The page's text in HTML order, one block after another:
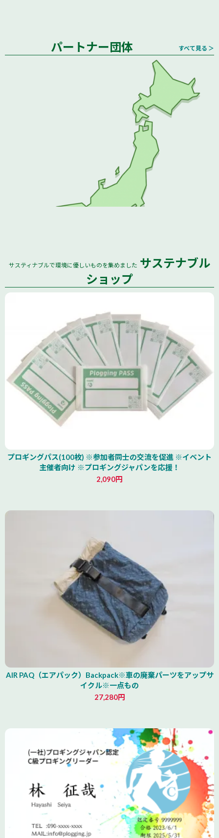
すべて見る ＞
パートナー団体
サスティナブルで環境に優しいものを集めました サステナブル
ショップ
プロギングパス(100枚) ※参加者同士の交流を促進 ※イベント
主催者向け ※プロギングジャパンを応援！
2,090円
AIR PAQ（エアパック）Backpack※車の廃棄パーツをアップサ
イクル※一点もの
27,280円